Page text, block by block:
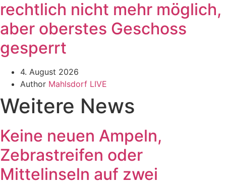
rechtlich nicht mehr möglich,
aber oberstes Geschoss
gesperrt
4. August 2026
Author Mahlsdorf LIVE
Weitere News
Keine neuen Ampeln,
Zebrastreifen oder
Mittelinseln auf zwei